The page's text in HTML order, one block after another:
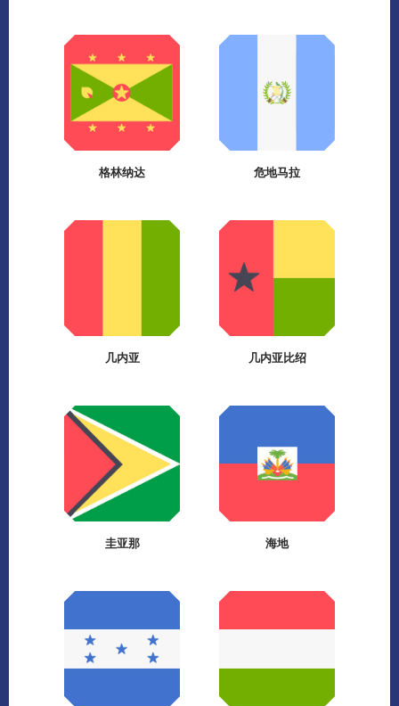
格林纳达 危地马拉
几内亚 几内亚比绍
圭亚那 海地